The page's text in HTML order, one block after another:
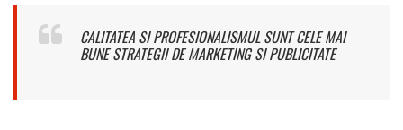
CALITATEA SI PROFESIONALISMUL SUNT CELE MAI
BUNE STRATEGII DE MARKETING SI PUBLICITATE